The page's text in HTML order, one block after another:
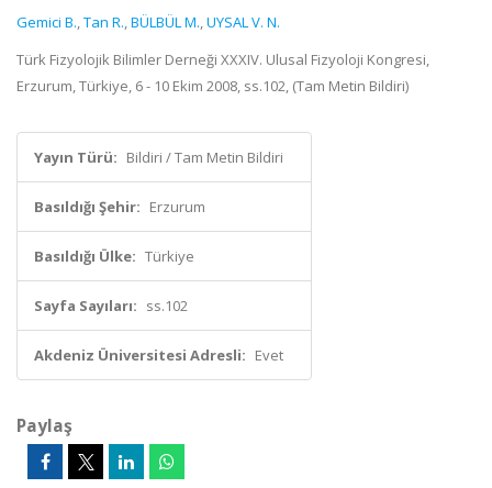
Gemici B.,Tan R.,BÜLBÜL M.,UYSAL V. N.
Türk Fizyolojik Bilimler Derneği XXXIV. Ulusal Fizyoloji Kongresi,
Erzurum, Türkiye, 6 - 10 Ekim 2008, ss.102, (Tam Metin Bildiri)
Yayın Türü: Bildiri / Tam Metin Bildiri
Basıldığı Şehir: Erzurum
Basıldığı Ülke: Türkiye
Sayfa Sayıları: ss.102
Akdeniz Üniversitesi Adresli: Evet
Paylaş